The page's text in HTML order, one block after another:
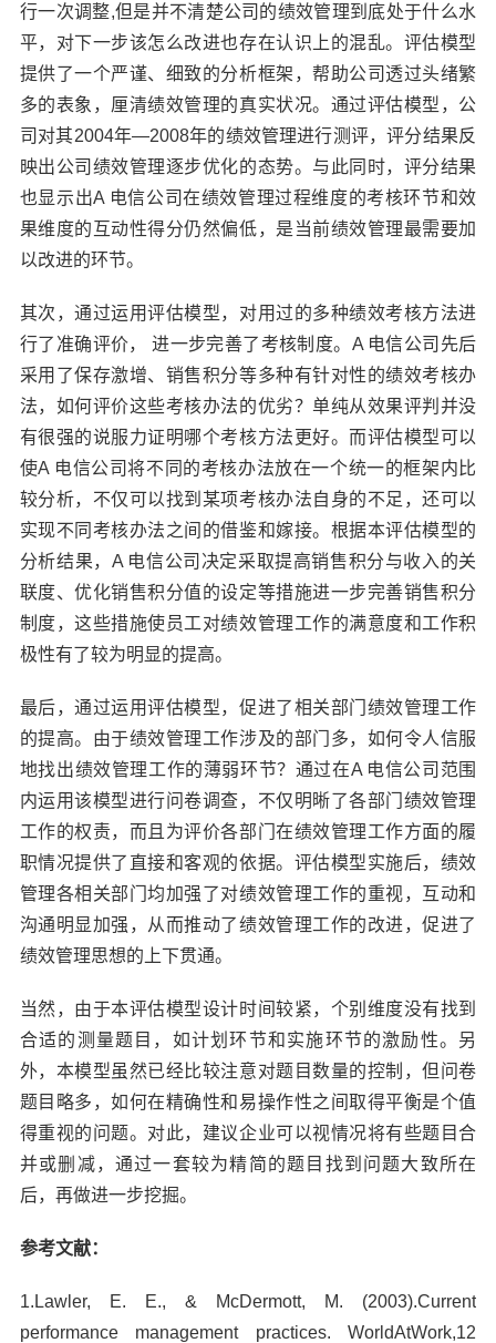
行一次调整,但是并不清楚公司的绩效管理到底处于什么水
平，对下一步该怎么改进也存在认识上的混乱。评估模型
提供了一个严谨、细致的分析框架，帮助公司透过头绪繁
多的表象，厘清绩效管理的真实状况。通过评估模型，公
司对其2004年—2008年的绩效管理进行测评，评分结果反
映出公司绩效管理逐步优化的态势。与此同时，评分结果
也显示出A 电信公司在绩效管理过程维度的考核环节和效
果维度的互动性得分仍然偏低，是当前绩效管理最需要加
以改进的环节。
其次，通过运用评估模型，对用过的多种绩效考核方法进
行了准确评价， 进一步完善了考核制度。A 电信公司先后
采用了保存激增、销售积分等多种有针对性的绩效考核办
法，如何评价这些考核办法的优劣？单纯从效果评判并没
有很强的说服力证明哪个考核方法更好。而评估模型可以
使A 电信公司将不同的考核办法放在一个统一的框架内比
较分析，不仅可以找到某项考核办法自身的不足，还可以
实现不同考核办法之间的借鉴和嫁接。根据本评估模型的
分析结果，A 电信公司决定采取提高销售积分与收入的关
联度、优化销售积分值的设定等措施进一步完善销售积分
制度，这些措施使员工对绩效管理工作的满意度和工作积
极性有了较为明显的提高。
最后，通过运用评估模型，促进了相关部门绩效管理工作
的提高。由于绩效管理工作涉及的部门多，如何令人信服
地找出绩效管理工作的薄弱环节？通过在A 电信公司范围
内运用该模型进行问卷调查，不仅明晰了各部门绩效管理
工作的权责，而且为评价各部门在绩效管理工作方面的履
职情况提供了直接和客观的依据。评估模型实施后，绩效
管理各相关部门均加强了对绩效管理工作的重视，互动和
沟通明显加强，从而推动了绩效管理工作的改进，促进了
绩效管理思想的上下贯通。
当然，由于本评估模型设计时间较紧，个别维度没有找到
合适的测量题目，如计划环节和实施环节的激励性。另
外，本模型虽然已经比较注意对题目数量的控制，但问卷
题目略多，如何在精确性和易操作性之间取得平衡是个值
得重视的问题。对此，建议企业可以视情况将有些题目合
并或删减，通过一套较为精简的题目找到问题大致所在
后，再做进一步挖掘。
参考文献：
1.Lawler, E. E., & McDermott, M. (2003).Current
performance management practices. WorldAtWork,12